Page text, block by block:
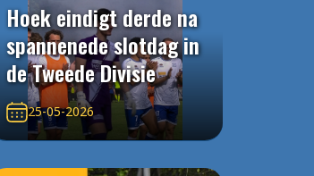
Hoek eindigt derde na
spannenede slotdag in
de Tweede Divisie
25-05-2026